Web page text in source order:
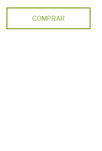
COMPRAR